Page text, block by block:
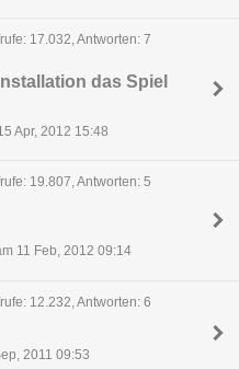
17.032, Antworten: 7
das Spiel
Apr, 2012 15:48
19.807, Antworten: 5
11 Feb, 2012 09:14
12.232, Antworten: 6
2011 09:53